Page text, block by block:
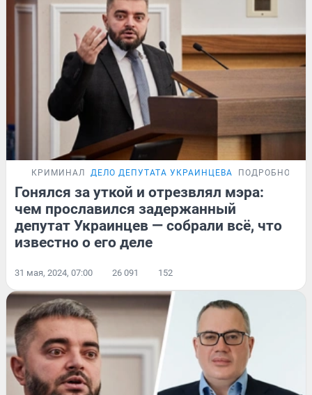
КРИМИНАЛ ДЕЛО ДЕПУТАТА УКРАИНЦЕВА ПОДРОБНОСТИ
Гонялся за уткой и отрезвлял мэра:
чем прославился задержанный
депутат Украинцев — собрали всё, что
известно о его деле
31 мая, 2024, 07:00 26 091 152